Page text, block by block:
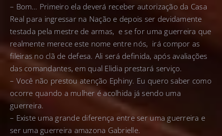
– Bom… Primeiro ela deverá receber autorização da Casa
Real para ingressar na Nação e depois ser devidamente
testada pela mestre de armas, e se for uma guerreira que
realmente merece este nome entre nós, irá compor as
fileiras no clã de defesa. Ali será definida, após avaliações
das comandantes, em qual Elidia prestará serviço.
– Você não prestou atenção Ephiny. Eu quero saber como
ocorre quando a mulher é acolhida já sendo uma
guerreira.
– Existe uma grande diferença entre ser uma guerreira e
ser uma guerreira amazona Gabrielle.